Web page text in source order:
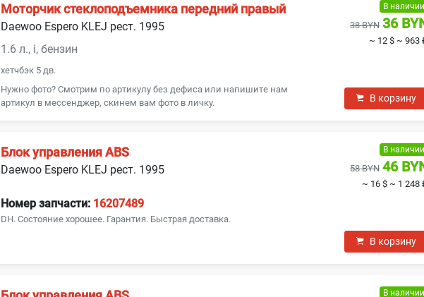
Моторчик стеклоподъемника передний правый
Daewoo Espero KLEJ рест. 1995
1.6 л., i, бензин
хетчбэк 5 дв.
Нужно фото? Смотрим по артикулу без дефиса или напишите нам
артикул в мессенджер, скинем вам фото в личку.
В наличии
38 BYN 36
~ 12 $ ~ 963
В корзину
Блок управления ABS
Daewoo Espero KLEJ рест. 1995
Номер запчасти: 16207489
DH. Состояние хорошее. Гарантия. Быстрая доставка.
В наличии
58 BYN 46
~ 16 $ ~ 1 248
В корзину
В наличии